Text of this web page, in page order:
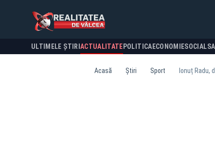
ULTIMELE ȘTIRI ACTUALITATE POLITICA ECONOMIESOCIAL
Acasă Știri Sport Ionuț Radu,